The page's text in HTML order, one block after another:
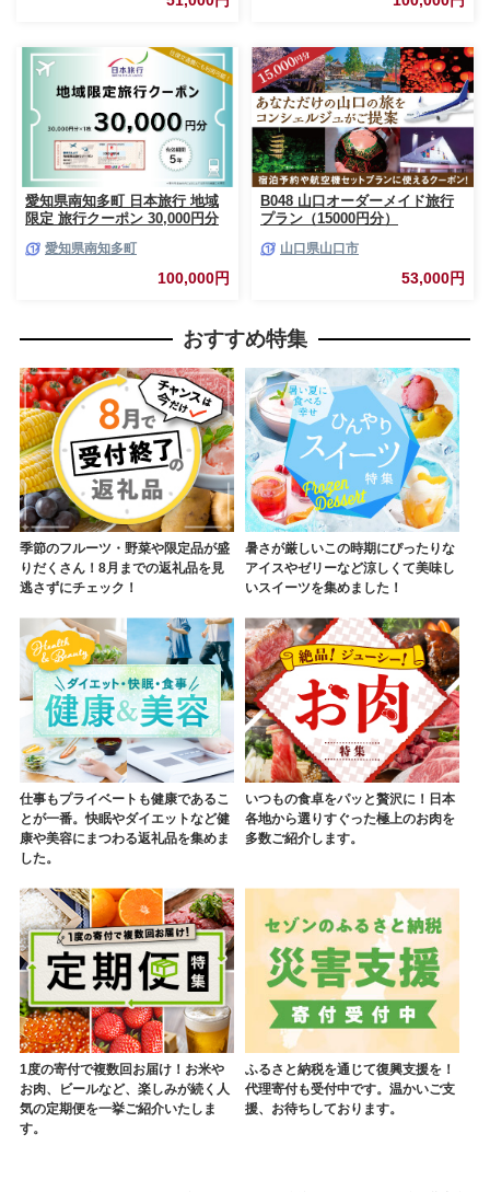
愛知県南知多町 日本旅行 地域
限定 旅行クーポン 30,000円分
アウトドア 温泉 リフレッシュ
家族 友人 カップル 愛知 南知多
愛知県南知多町
100,000円
B048 山口オーダーメイド旅行
プラン（15000円分）
山口県山口市
53,000円
おすすめ特集
季節のフルーツ・野菜や限定品が盛
りだくさん！8月までの返礼品を見
逃さずにチェック！
暑さが厳しいこの時期にぴったりな
アイスやゼリーなど涼しくて美味し
いスイーツを集めました！
仕事もプライベートも健康であるこ
とが一番。快眠やダイエットなど健
康や美容にまつわる返礼品を集めま
した。
いつもの食卓をパッと贅沢に！日本
各地から選りすぐった極上のお肉を
多数ご紹介します。
1度の寄付で複数回お届け！お米や
お肉、ビールなど、楽しみが続く人
気の定期便を一挙ご紹介いたしま
す。
ふるさと納税を通じて復興支援を！
代理寄付も受付中です。温かいご支
援、お待ちしております。